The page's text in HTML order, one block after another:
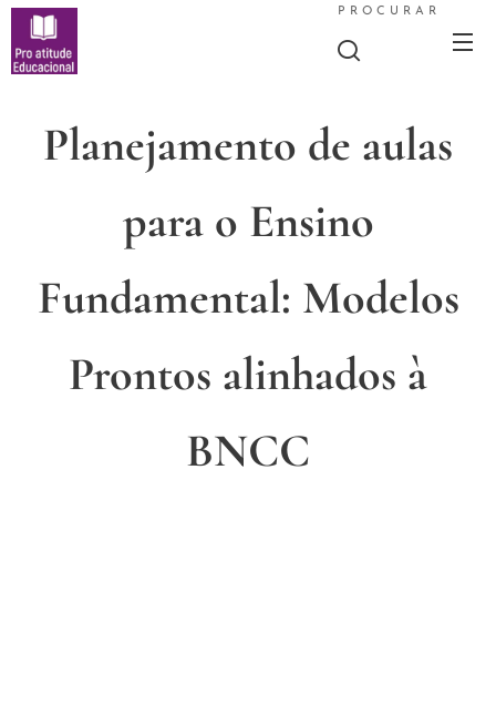
PROCURAR
Planejamento de aulas
para o Ensino
Fundamental: Modelos
Prontos alinhados à
BNCC